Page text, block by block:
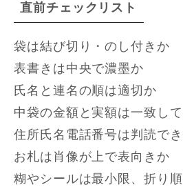
直前チェックリスト
袋は結び切り・のし付きか
表書きは中央で濃墨か
氏名と連名の順は適切か
中袋の金額と実額は一致し
住所氏名電話番号は判読で
お札は肖像が上で表向きか
糊やシールは最小限、折り